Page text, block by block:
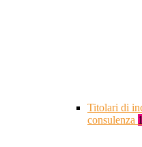
Titolari di
consulenza